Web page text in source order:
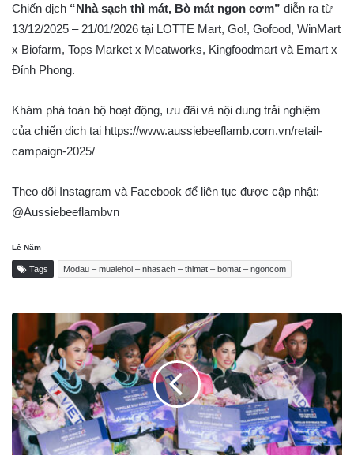
Chiến dịch “Nhà sạch thì mát, Bò mát ngon cơm” diễn ra từ
13/12/2025 – 21/01/2026 tại LOTTE Mart, Go!, Gofood, WinMart
x Biofarm, Tops Market x Meatworks, Kingfoodmart và Emart x
Đỉnh Phong.
Khám phá toàn bộ hoạt động, ưu đãi và nội dung trải nghiệm
của chiến dịch tại https://www.aussiebeeflamb.com.vn/retail-
campaign-2025/
Theo dõi Instagram và Facebook để liên tục được cập nhật:
@Aussiebeeflambvn
Lê Năm
Tags Modau – mualehoi – nhasach – thimat – bomat – ngoncom